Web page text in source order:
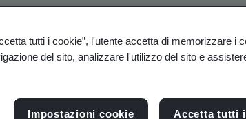
- Validation and Verification
tutti i cookie”, l'utente accetta di memorizzare i
del sito, analizzare l'utilizzo del sito e
Impostazioni cookie Accetta tutti